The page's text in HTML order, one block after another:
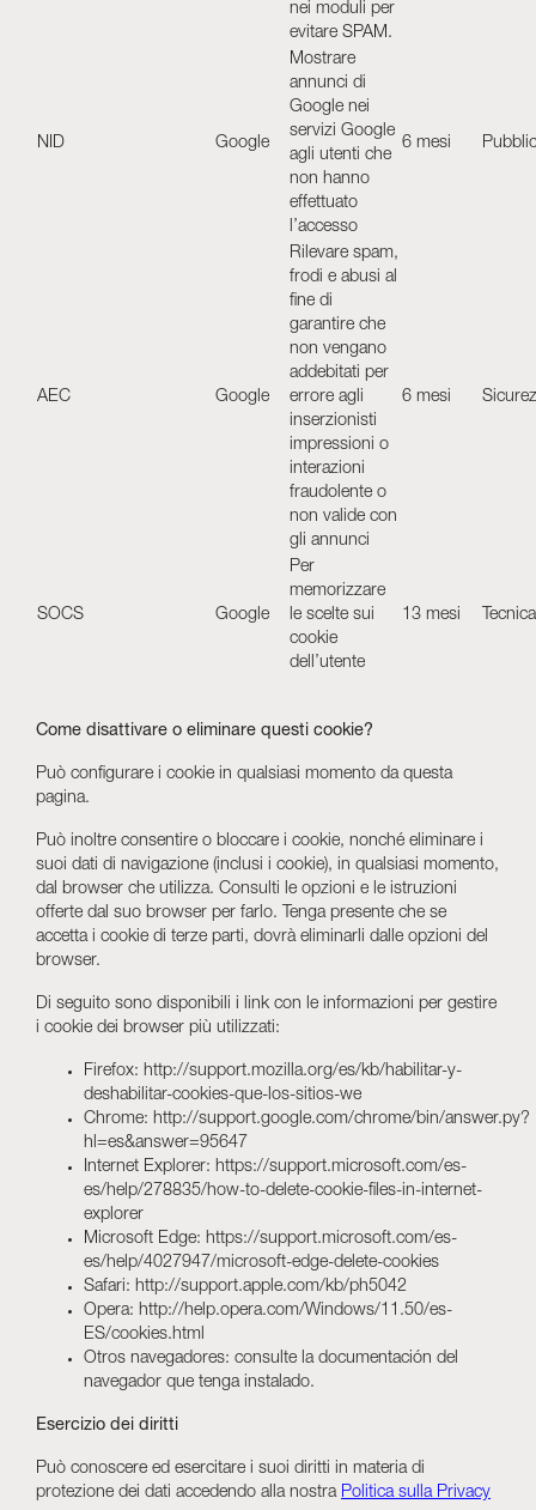
nei moduli per
evitare SPAM.
NID Google
Mostrare
annunci di
Google nei
servizi Google
agli utenti che
non hanno
effettuato
l’accesso
6 mesi
AEC Google
Rilevare spam,
frodi e abusi al
fine di
garantire che
non vengano
addebitati per
errore agli
inserzionisti
impressioni o
interazioni
fraudolente o
non valide con
gli annunci
6 mesi
SOCS Google
Per
memorizzare
le scelte sui
cookie
dell’utente
13 mesi Tecnica
Come disattivare o eliminare questi cookie?
Può configurare i cookie in qualsiasi momento da questa
pagina.
Può inoltre consentire o bloccare i cookie, nonché eliminare i
suoi dati di navigazione (inclusi i cookie), in qualsiasi momento,
dal browser che utilizza. Consulti le opzioni e le istruzioni
offerte dal suo browser per farlo. Tenga presente che se
accetta i cookie di terze parti, dovrà eliminarli dalle opzioni del
browser.
Di seguito sono disponibili i link con le informazioni per gestire
i cookie dei browser più utilizzati:
Firefox: http://support.mozilla.org/es/kb/habilitar-y-
deshabilitar-cookies-que-los-sitios-we
Chrome: http://support.google.com/chrome/bin/answer.py?
hl=es&answer=95647
Internet Explorer: https://support.microsoft.com/es-
es/help/278835/how-to-delete-cookie-files-in-internet-
explorer
Microsoft Edge: https://support.microsoft.com/es-
es/help/4027947/microsoft-edge-delete-cookies
Safari: http://support.apple.com/kb/ph5042
Opera: http://help.opera.com/Windows/11.50/es-
ES/cookies.html
Otros navegadores: consulte la documentación del
navegador que tenga instalado.
Esercizio dei diritti
Può conoscere ed esercitare i suoi diritti in materia di
protezione dei dati accedendo alla nostra Politica sulla Privacy